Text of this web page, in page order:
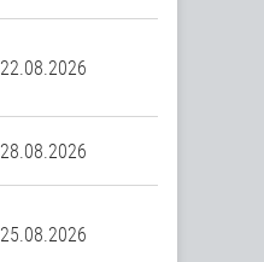
22.08.2026
28.08.2026
25.08.2026